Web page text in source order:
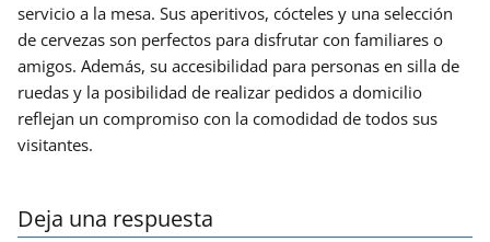
servicio a la mesa. Sus aperitivos, cócteles y una selección
de cervezas son perfectos para disfrutar con familiares o
amigos. Además, su accesibilidad para personas en silla de
ruedas y la posibilidad de realizar pedidos a domicilio
reflejan un compromiso con la comodidad de todos sus
visitantes.
Deja una respuesta